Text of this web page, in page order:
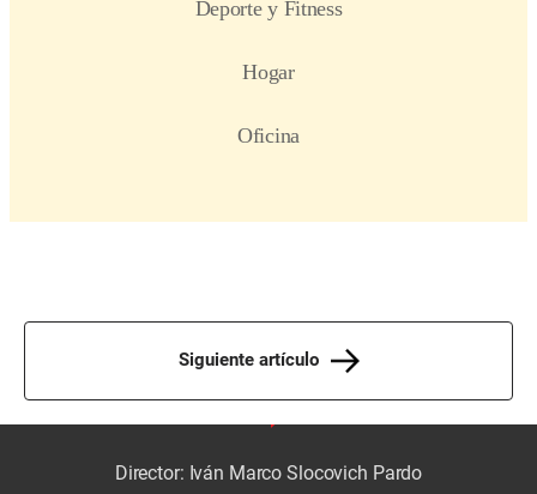
Siguiente artículo
Director: Iván Marco Slocovich Pardo